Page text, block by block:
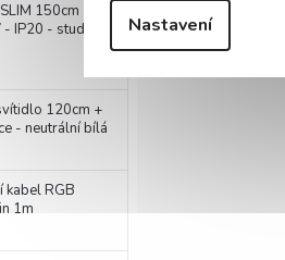
Nastavení
150cm -
IP20 - studená
120cm +
- neutrální bílá
kabel RGB
1m